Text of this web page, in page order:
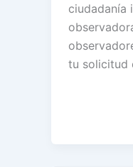
ciudadanía
tu solicitud